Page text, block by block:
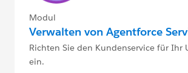
Modul
Verwalten von Agentforce
Richten Sie den Kundenservice für Ihr
ein.